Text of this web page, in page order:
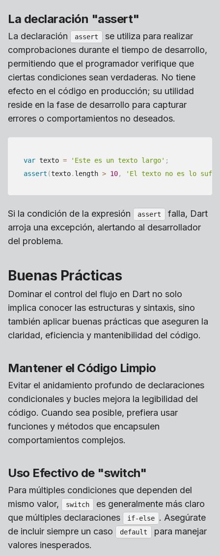
La declaración "assert"
La declaración assert
se utiliza para realizar
comprobaciones durante el tiempo de desarrollo,
permitiendo que el programador verifique que
ciertas condiciones sean verdaderas. No tiene
efecto en el código en producción; su utilidad
reside en la fase de desarrollo para capturar
errores o comportamientos no deseados.
var texto = 'Este es un texto largo' ;
assert (texto. length > 10, 'El texto no es lo
Si la condición de la expresión assert
falla, Dart
arroja una excepción, alertando al desarrollador
del problema.
Buenas Prácticas
Dominar el control del flujo en Dart no solo
implica conocer las estructuras y sintaxis, sino
también aplicar buenas prácticas que aseguren la
claridad, eficiencia y mantenibilidad del código.
Mantener el Código Limpio
Evitar el anidamiento profundo de declaraciones
condicionales y bucles mejora la legibilidad del
código. Cuando sea posible, prefiera usar
funciones y métodos que encapsulen
comportamientos complejos.
Uso Efectivo de "switch"
Para múltiples condiciones que dependen del
mismo valor,
switch
es generalmente más claro
que múltiples declaraciones
if-else
. Asegúrate
de incluir siempre un caso
default
para manejar
valores inesperados.